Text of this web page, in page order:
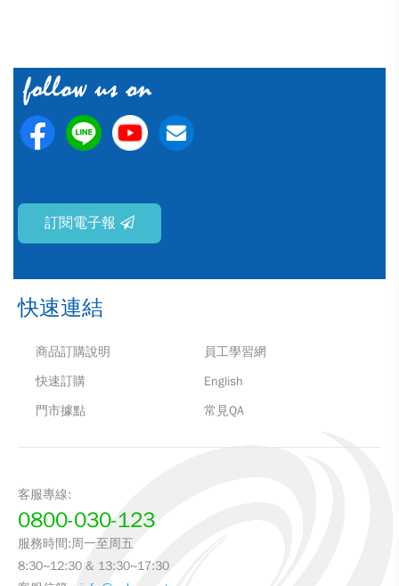
訂閱電子報
快速連結
商品訂購說明
快速訂購
門市據點
員工學習網
English
常見QA
客服專線:
0800-030-123
服務時間:周一至周五
8:30~12:30 & 13:30~17:30